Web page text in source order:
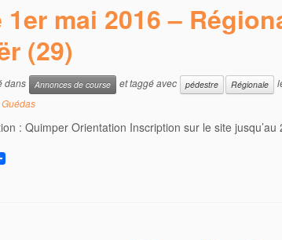
k
1er mai 2016 –
(29)
dans Annonces de course et taggé avec pédestre Régionale
: Quimper Orientation Inscription sur le site jusqu’au